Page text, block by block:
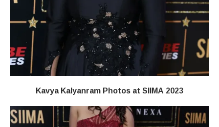
Kavya Kalyanram Photos at SIIMA 2023